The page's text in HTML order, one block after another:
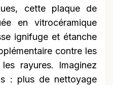
cette plaque de
en vitrocéramique
ignifuge et étanche
contre les
rayures. Imaginez
: plus de nettoyage